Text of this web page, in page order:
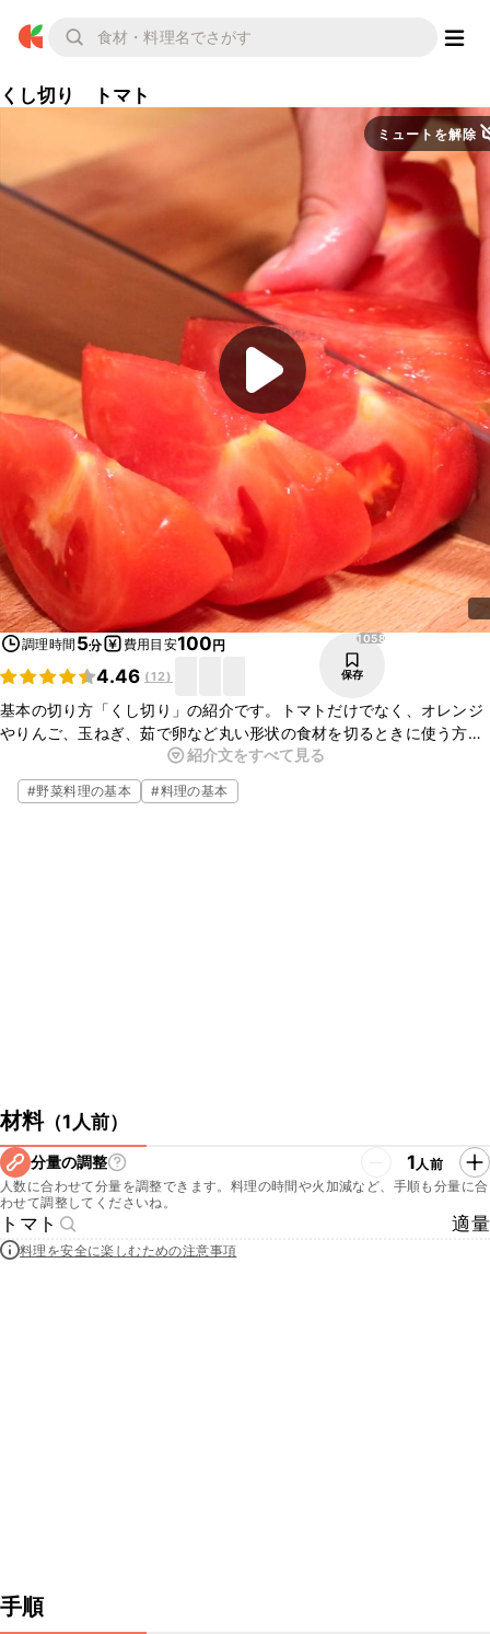
くし切り トマト
ミュートを解除
調理時間 5分 費用目安100円
4.46 (12)
1058
保存
基本の切り方「くし切り」の紹介です。トマトだけでなく、オレンジ
やりんご、玉ねぎ、茹で卵など丸い形状の食材を切るときに使う方法
です。ころんとした仕上がりが綺麗ですね。皮と実のコントラストが
出る切り方なので、サラダやデザートに活用ができます。
紹介文をすべて見る
#野菜料理の基本 #料理の基本
材料（1人前）
分量の調整 1人前
人数に合わせて分量を調整できます。料理の時間や火加減など、手順も分量に合
わせて調整してくださいね。
トマト 適量
料理を安全に楽しむための注意事項
手順